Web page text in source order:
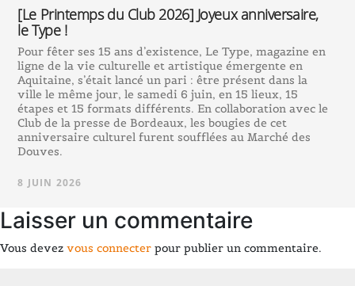
[Le Printemps du Club 2026] Joyeux anniversaire,
le Type !
Pour fêter ses 15 ans d’existence, Le Type, magazine en
ligne de la vie culturelle et artistique émergente en
Aquitaine, s’était lancé un pari : être présent dans la
ville le même jour, le samedi 6 juin, en 15 lieux, 15
étapes et 15 formats différents. En collaboration avec le
Club de la presse de Bordeaux, les bougies de cet
anniversaire culturel furent soufflées au Marché des
Douves.
8 JUIN 2026
Laisser un commentaire
Vous devez vous connecter pour publier un commentaire.